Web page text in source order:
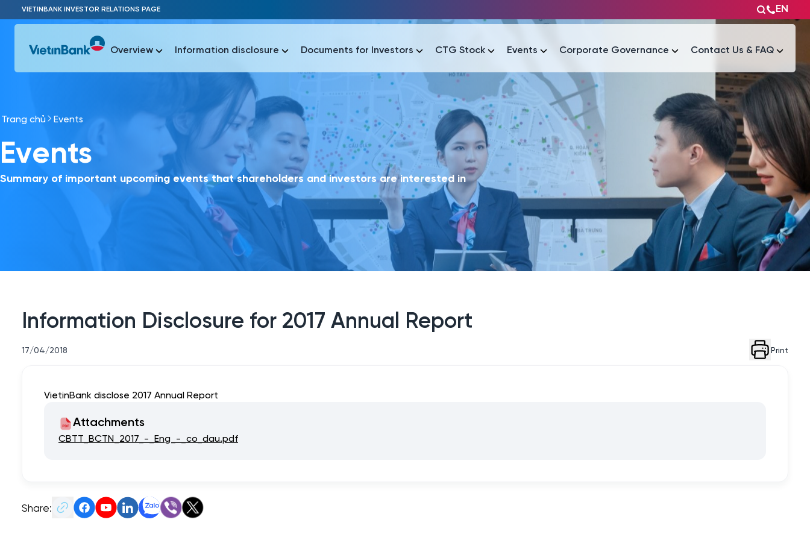
Skip to Main Content
VIETINBANK INVESTOR RELATIONS PAGE EN
Most Popular
Báo cáo tài chính Thông tin giao dịch Công bố thông tin Sự kiện
Overview Information disclosure Documents for Investors CTG Stock Events Corporate Governance Contact Us & FAQ
Most Popular
Thông tin giao dịch Công bố thông tin Tài liệu
Trang chủ Events
Events
Summary of important upcoming events that shareholders and investors are interested in
Information Disclosure for 2017 Annual Report
17/04/2018 Print
VietinBank disclose 2017 Annual Report
Attachments
CBTT_BCTN_2017_-_Eng_-_co_dau.pdf
Share: